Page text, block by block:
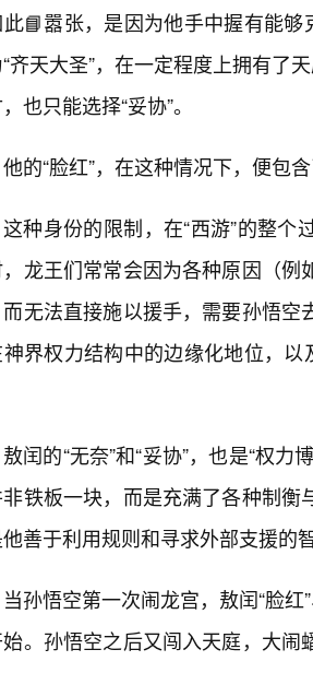
📘嚣张，是因为他手中握有能
齐天大圣”，在一定程度上拥有了
也只能选择“妥协”。
他的“脸红”，在这种情况下，便包
这种身份的限制，在“西游”的整
龙王们常常会因为各种原因（
无法直接施以援手，需要孙悟
界权力结构中的边缘化地位，
敖闰的“无奈”和“妥协”，也是“权
铁板一块，而是充满了各种制
善于利用规则和寻求外部支援的
当孙悟空第一次闹龙宫，敖闰“脸
。孙悟空之后又闯入天庭，大